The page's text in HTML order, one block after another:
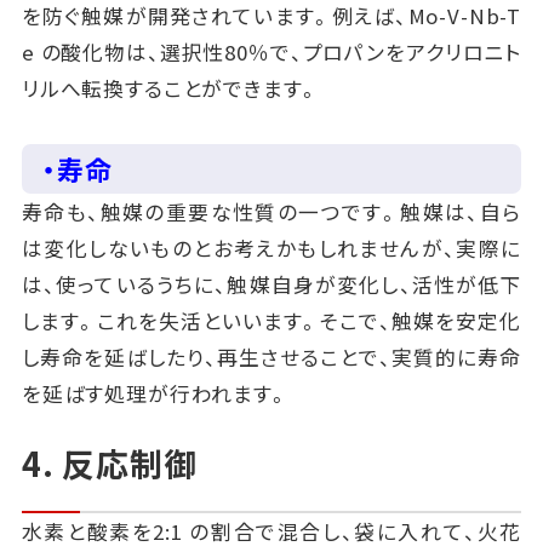
を防ぐ触媒が開発されています。例えば、Mo-V-Nb-T
e の酸化物は、選択性80％で、プロパンをアクリロニト
リルへ転換することができます。
・寿命
寿命も、触媒の重要な性質の一つです。触媒は、自ら
は変化しないものとお考えかもしれませんが、実際に
は、使っているうちに、触媒自身が変化し、活性が低下
します。これを失活といいます。そこで、触媒を安定化
し寿命を延ばしたり、再生させることで、実質的に寿命
を延ばす処理が行われます。
4. 反応制御
水素と酸素を2:1 の割合で混合し、袋に入れて、火花